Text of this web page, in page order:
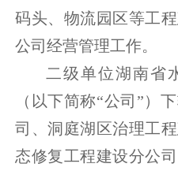
码头、物流园区等工
公司经营管理工作。
二级单位湖南省
（以下简称“公司”）
司、洞庭湖区治理工
态修复工程建设分公